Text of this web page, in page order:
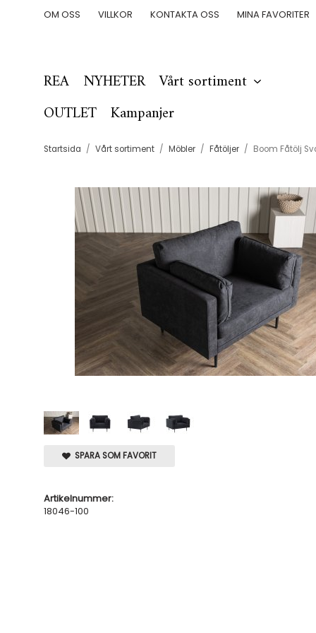
OM OSS VILLKOR KONTAKTA OSS MINA FAVORITER
REA NYHETER Vårt sortiment
OUTLET Kampanjer
Startsida / Vårt sortiment / Möbler / Fåtöljer / Boom Fåtölj
SPARA SOM FAVORIT
Artikelnummer:
18046-100